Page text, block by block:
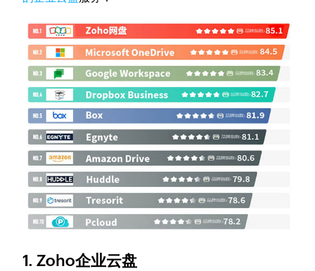
1. Zoho企业云盘